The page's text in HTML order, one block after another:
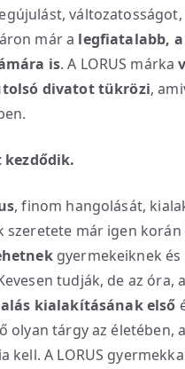
már a legfiatalabb,
is. A LORUS márka
divatot tükrözi,
kezdődik.
, finom hangolását,
szeretete már igen
gyermekeiknek és
tudják, de az
kialakításának első
olyan tárgy az életében,
kell. A LORUS